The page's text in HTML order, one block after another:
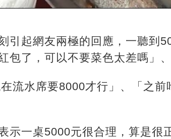
引起網友兩極的回應，一聽到
包了，可以不要菜色太差嗎」、
在流水席要8000才行」、「之
示一桌5000元很合理，算是很